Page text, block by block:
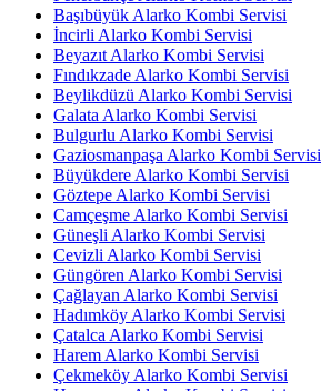
Başıbüyük Alarko Kombi Servisi
İncirli Alarko Kombi Servisi
Beyazıt Alarko Kombi Servisi
Fındıkzade Alarko Kombi Servisi
Beylikdüzü Alarko Kombi Servisi
Galata Alarko Kombi Servisi
Bulgurlu Alarko Kombi Servisi
Gaziosmanpaşa Alarko Kombi Servisi
Büyükdere Alarko Kombi Servisi
Göztepe Alarko Kombi Servisi
Camçeşme Alarko Kombi Servisi
Güneşli Alarko Kombi Servisi
Cevizli Alarko Kombi Servisi
Güngören Alarko Kombi Servisi
Çağlayan Alarko Kombi Servisi
Hadımköy Alarko Kombi Servisi
Çatalca Alarko Kombi Servisi
Harem Alarko Kombi Servisi
Çekmeköy Alarko Kombi Servisi